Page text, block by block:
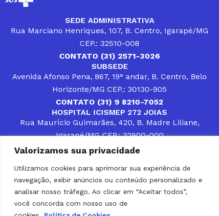
Valorizamos sua privacidade
Utilizamos cookies para aprimorar sua experiência de
navegação, exibir anúncios ou conteúdo personalizado e
analisar nosso tráfego. Ao clicar em “Aceitar todos”,
você concorda com nosso uso de
SEDE ADMINISTRATIVA
Rua Marciano Henriques, 107, B. Centro, Igarapé/MG
CEP.: 32510-008
CONTATO (31) 2571-3026
SUBSEDE
Avenida Afonso Pena, 867, 19° andar, B. Centro, Belo
Horizonte/MG CEP.: 30130-905
CONTATO (31) 9 8210-7052
HOSPITAL ICISMEP 272 JOIAS
Rua Maurício Guimarães, 420, B. Madre Liliane,
Igarapé/MG CEP.: 32900-000
CONTATOS (31) 3512-4400 ou (31) 9 8309-8660
DESENVOLVER SOLUÇÕES, AÇÕES E SERVIÇOS
PÚBLICOS QUE COMPLEMENTEM A ASSISTÊNCIA À
POPULAÇÃO DA REGIÃO EM QUE ATUA, SENDO
PARCEIRO DOS MUNICÍPIOS CONSORCIADOS NA
SOLUÇÃO DE DIFICULDADES ENFRENTADAS POR
GESTORES MUNICIPAIS, É O COMPROMISSO DO
ICISMEP.